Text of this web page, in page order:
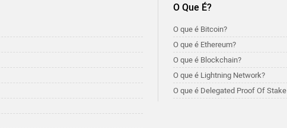
O Que É?
O que é Bitcoin?
O que é Ethereum?
O que é Blockchain?
O que é Lightning Network?
O que é Delegated Proof Of Stake